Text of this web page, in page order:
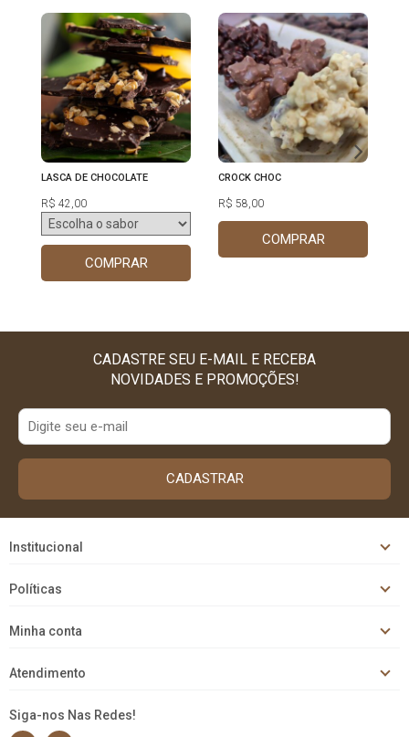
LASCA DE CHOCOLATE
R$ 42,00
COMPRAR
CROCK CHOC
R$ 58,00
COMPRAR
CADASTRE SEU E-MAIL E RECEBA
NOVIDADES E PROMOÇÕES!
CADASTRAR
Institucional
Políticas
Minha conta
Atendimento
Siga-nos Nas Redes!